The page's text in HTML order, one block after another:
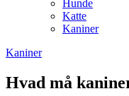
Hunde
Katte
Kaniner
Kaniner
Hvad må